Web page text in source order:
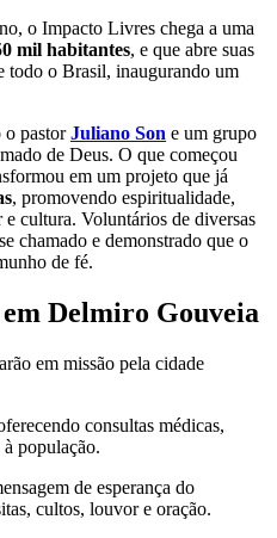
o Impacto Livres chega a uma
mil habitantes, e que abre suas
todo o Brasil, inaugurando um
o pastorJuliano Son e um grupo
de Deus. O que começou
em um projeto que já
, promovendo espiritualidade,
e cultura. Voluntários de diversas
chamado e demonstrado que o
de fé.
Delmiro Gouveia
em missão pela cidade
consultas médicas,
população.
de esperança do
cultos, louvor e oração.